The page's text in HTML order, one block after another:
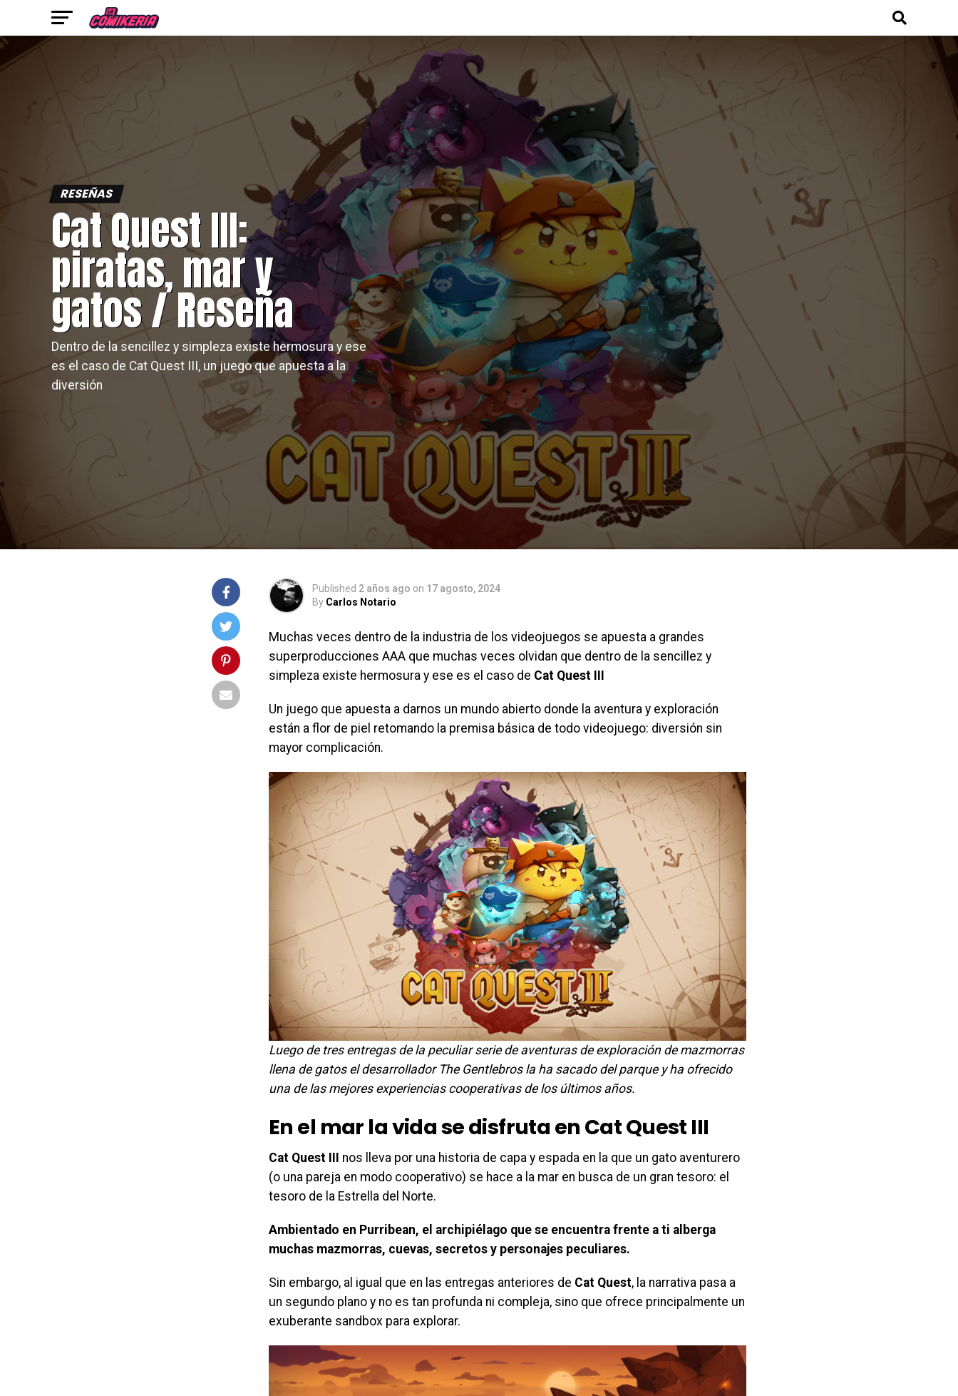
RESEÑAS
Cat Quest III:
piratas, mar y
gatos / Reseña
Dentro de la sencillez y simpleza existe hermosura y ese
es el caso de Cat Quest III, un juego que apuesta a la
diversión
Published 2 años ago on 17 agosto, 2024
By Carlos Notario
Muchas veces dentro de la industria de los videojuegos se apuesta a grandes
superproducciones AAA que muchas veces olvidan que dentro de la sencillez y
simpleza existe hermosura y ese es el caso de Cat Quest III
Un juego que apuesta a darnos un mundo abierto donde la aventura y exploración
están a flor de piel retomando la premisa básica de todo videojuego: diversión sin
mayor complicación.
Luego de tres entregas de la peculiar serie de aventuras de exploración de mazmorras
llena de gatos el desarrollador The Gentlebros la ha sacado del parque y ha ofrecido
una de las mejores experiencias cooperativas de los últimos años.
En el mar la vida se disfruta en Cat Quest III
Cat Quest III nos lleva por una historia de capa y espada en la que un gato aventurero
(o una pareja en modo cooperativo) se hace a la mar en busca de un gran tesoro: el
tesoro de la Estrella del Norte.
Ambientado en Purribean, el archipiélago que se encuentra frente a ti alberga
muchas mazmorras, cuevas, secretos y personajes peculiares.
Sin embargo, al igual que en las entregas anteriores de Cat Quest, la narrativa pasa a
un segundo plano y no es tan profunda ni compleja, sino que ofrece principalmente un
exuberante sandbox para explorar.